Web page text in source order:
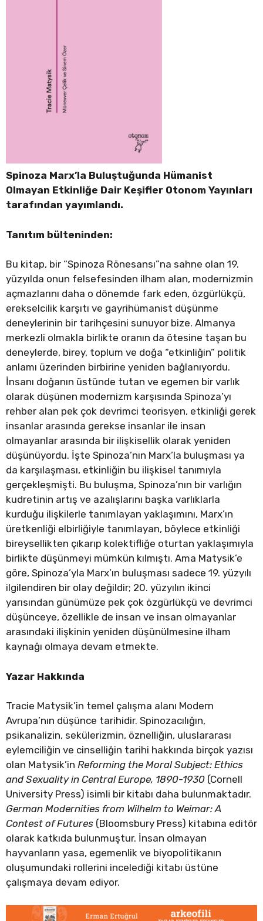
Spinoza Marx’la Buluştuğunda Hümanist
Olmayan Etkinliğe Dair Keşifler Otonom Yayınları
tarafından yayımlandı.
Tanıtım bülteninden:
Bu kitap, bir “Spinoza Rönesansı”na sahne olan 19.
yüzyılda onun felsefesinden ilham alan, modernizmin
açmazlarını daha o dönemde fark eden, özgürlükçü,
erekselcilik karşıtı ve gayrihümanist düşünme
deneylerinin bir tarihçesini sunuyor bize. Almanya
merkezli olmakla birlikte oranın da ötesine taşan bu
deneylerde, birey, toplum ve doğa “etkinliğin” politik
anlamı üzerinden birbirine yeniden bağlanıyordu.
İnsanı doğanın üstünde tutan ve egemen bir varlık
olarak düşünen modernizm karşısında Spinoza’yı
rehber alan pek çok devrimci teorisyen, etkinliği gerek
insanlar arasında gerekse insanlar ile insan
olmayanlar arasında bir ilişkisellik olarak yeniden
düşünüyordu. İşte Spinoza’nın Marx’la buluşması ya
da karşılaşması, etkinliğin bu ilişkisel tanımıyla
gerçekleşmişti. Bu buluşma, Spinoza’nın bir varlığın
kudretinin artış ve azalışlarını başka varlıklarla
kurduğu ilişkilerle tanımlayan yaklaşımını, Marx’ın
üretkenliği elbirliğiyle tanımlayan, böylece etkinliği
bireysellikten çıkarıp kolektifliğe oturtan yaklaşımıyla
birlikte düşünmeyi mümkün kılmıştı. Ama Matysik’e
göre, Spinoza’yla Marx’ın buluşması sadece 19. yüzyılı
ilgilendiren bir olay değildir; 20. yüzyılın ikinci
yarısından günümüze pek çok özgürlükçü ve devrimci
düşünceye, özellikle de insan ve insan olmayanlar
arasındaki ilişkinin yeniden düşünülmesine ilham
kaynağı olmaya devam etmekte.
Yazar Hakkında
Tracie Matysik’in temel çalışma alanı Modern
Avrupa’nın düşünce tarihidir. Spinozacılığın,
psikanalizin, sekülerizmin, öznelliğin, uluslararası
eylemciliğin ve cinselliğin tarihi hakkında birçok yazısı
olan Matysik’in Reforming the Moral Subject: Ethics
and Sexuality in Central Europe, 1890-1930 (Cornell
University Press) isimli bir kitabı daha bulunmaktadır.
German Modernities from Wilhelm to Weimar: A
Contest of Futures (Bloomsbury Press) kitabına editör
olarak katkıda bulunmuştur. İnsan olmayan
hayvanların yasa, egemenlik ve biyopolitikanın
oluşumundaki rollerini incelediği kitabı üstüne
çalışmaya devam ediyor.